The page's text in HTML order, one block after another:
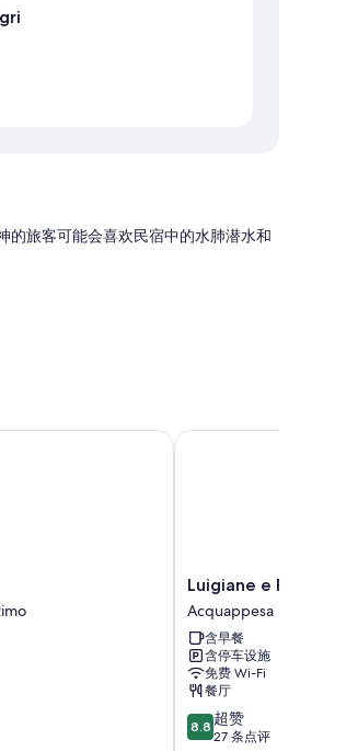
的旅客可能会喜欢民宿中的水肺潜水和
Luigiane
e
Ristorante
民
宿
Acquappesa
Luigiane e
Acquappesa
含早餐
含停车设施
免费 Wi-Fi
餐厅
8.8
分，
8.8 超赞
27 条点评
Luigiane e Ristorante